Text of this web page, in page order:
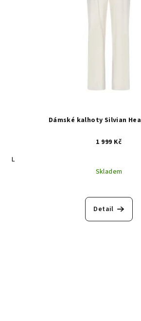
Dámské kalhoty Silvian
1 999 Kč
L
Skladem
Detail